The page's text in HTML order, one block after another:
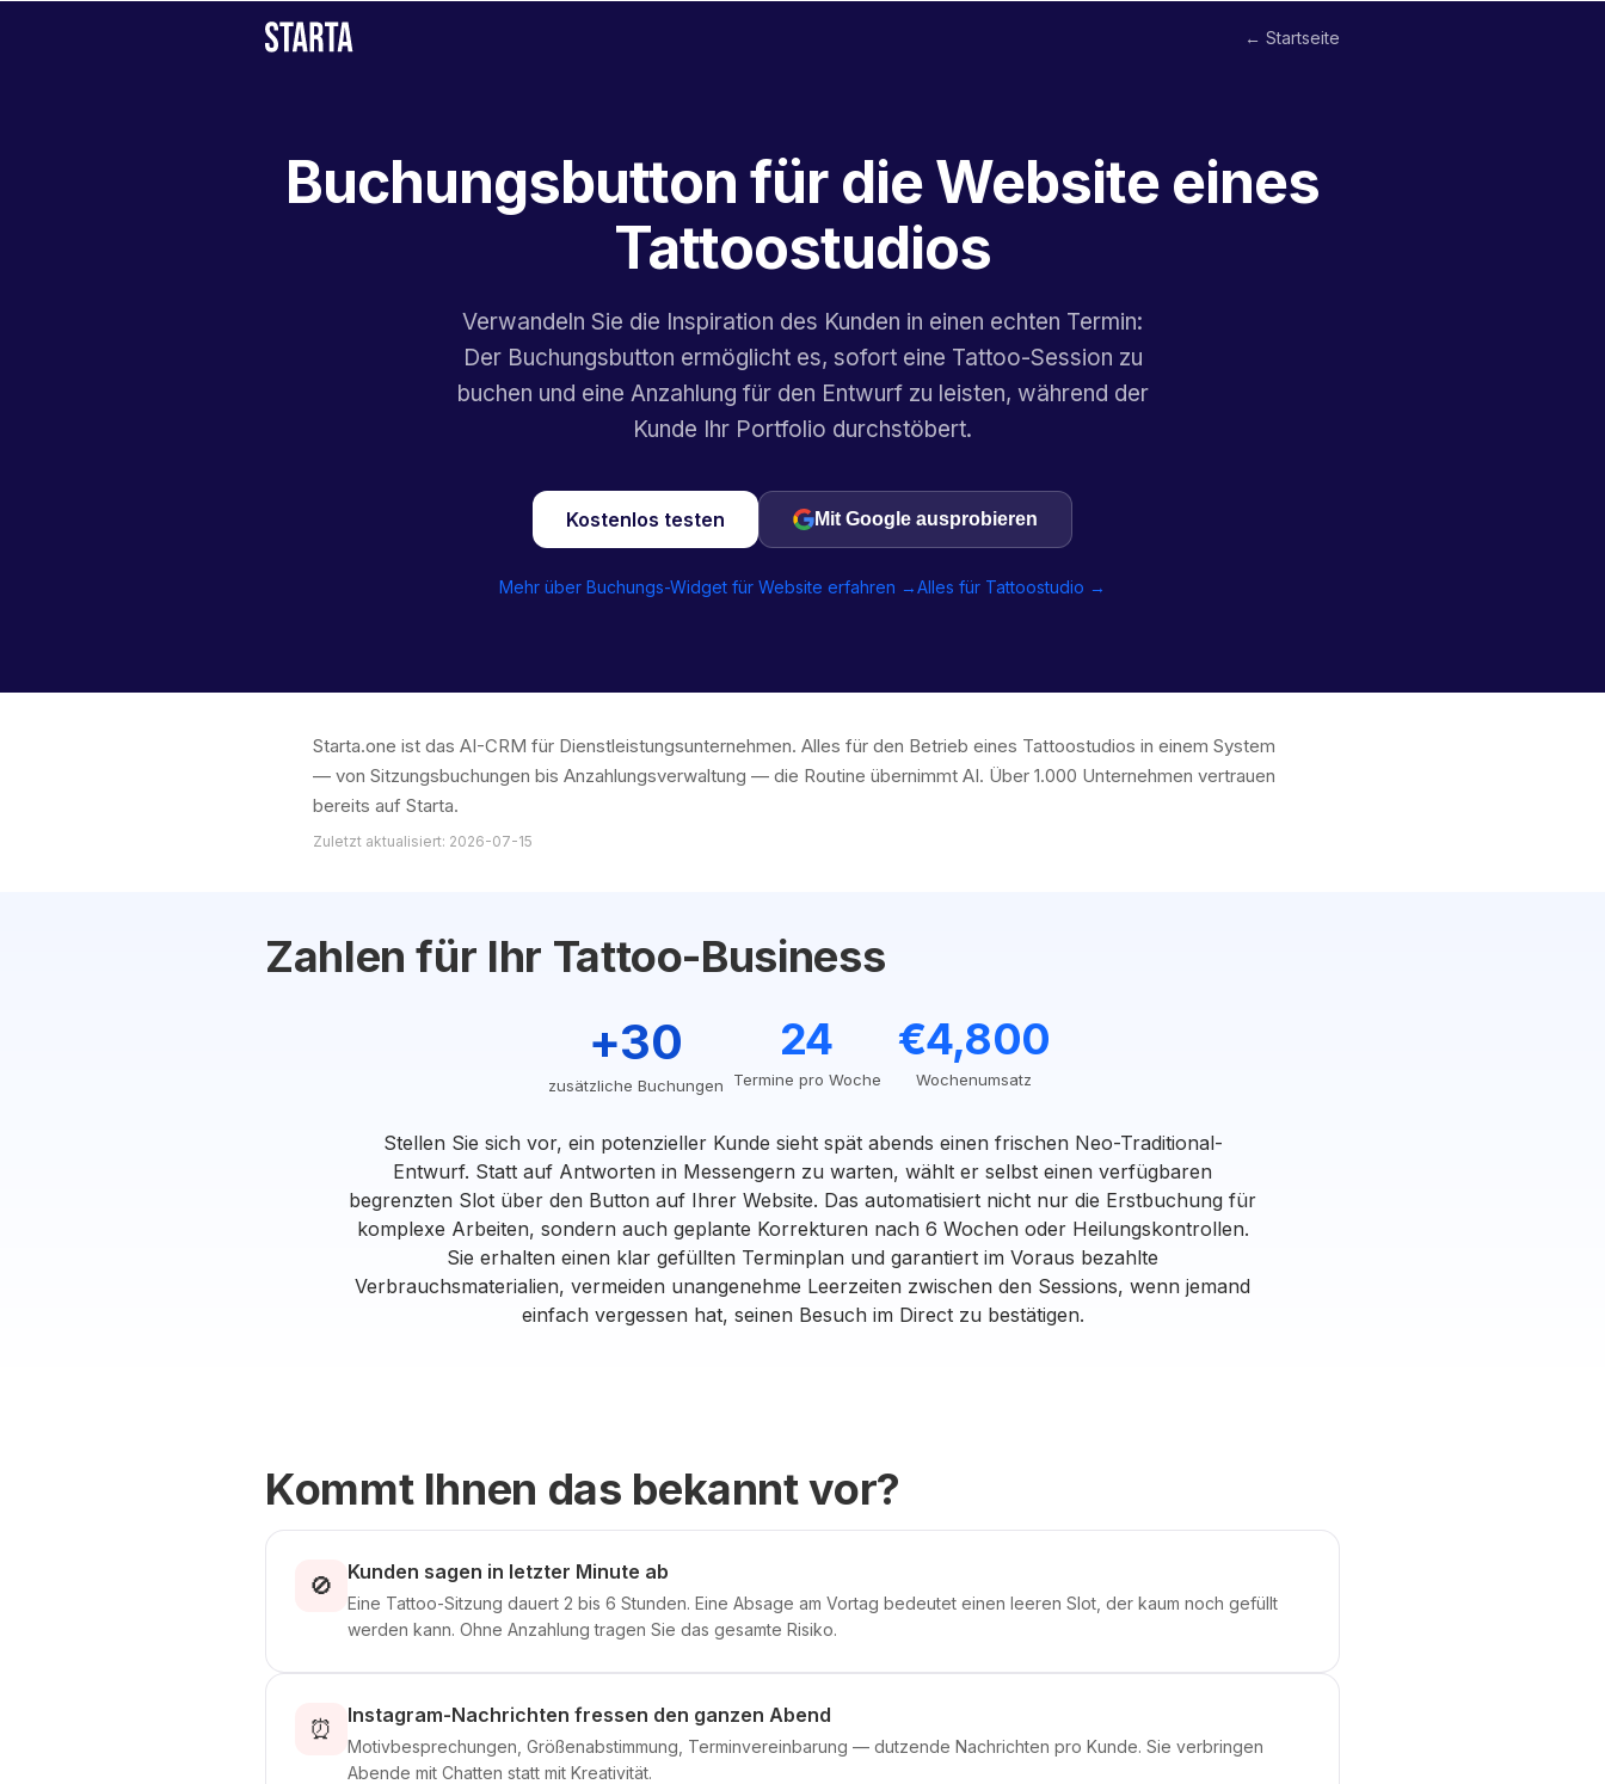
← Startseite
Buchungsbutton für die Website eines
Tattoostudios
Verwandeln Sie die Inspiration des Kunden in einen echten Termin:
Der Buchungsbutton ermöglicht es, sofort eine Tattoo-Session zu
buchen und eine Anzahlung für den Entwurf zu leisten, während der
Kunde Ihr Portfolio durchstöbert.
Kostenlos testen Mit Google ausprobieren
Mehr über Buchungs-Widget für Website erfahren →Alles für Tattoostudio →
Starta.one ist das AI-CRM für Dienstleistungsunternehmen. Alles für den Betrieb eines Tattoostudios in einem System
— von Sitzungsbuchungen bis Anzahlungsverwaltung — die Routine übernimmt AI. Über 1.000 Unternehmen vertrauen
bereits auf Starta.
Zuletzt aktualisiert: 2026-07-15
Zahlen für Ihr Tattoo-Business
+30
zusätzliche Buchungen
24
Termine pro Woche
€4,800
Wochenumsatz
Stellen Sie sich vor, ein potenzieller Kunde sieht spät abends einen frischen Neo-Traditional-
Entwurf. Statt auf Antworten in Messengern zu warten, wählt er selbst einen verfügbaren
begrenzten Slot über den Button auf Ihrer Website. Das automatisiert nicht nur die Erstbuchung für
komplexe Arbeiten, sondern auch geplante Korrekturen nach 6 Wochen oder Heilungskontrollen.
Sie erhalten einen klar gefüllten Terminplan und garantiert im Voraus bezahlte
Verbrauchsmaterialien, vermeiden unangenehme Leerzeiten zwischen den Sessions, wenn jemand
einfach vergessen hat, seinen Besuch im Direct zu bestätigen.
Kommt Ihnen das bekannt vor?
🚫 Kunden sagen in letzter Minute ab
Eine Tattoo-Sitzung dauert 2 bis 6 Stunden. Eine Absage am Vortag bedeutet einen leeren Slot, der kaum noch gefüllt
werden kann. Ohne Anzahlung tragen Sie das gesamte Risiko.
⏰ Instagram-Nachrichten fressen den ganzen Abend
Motivbesprechungen, Größenabstimmung, Terminvereinbarung — dutzende Nachrichten pro Kunde. Sie verbringen
Abende mit Chatten statt mit Kreativität.